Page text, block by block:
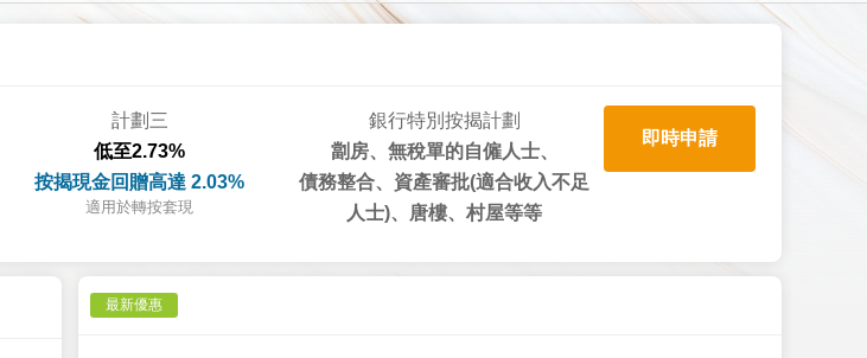
計劃三
低至2.73%
按揭現金回贈高達 2.03%
適用於轉按套現
銀行特別按揭計劃
劏房、無稅單的自僱人士、
債務整合、資產審批(適合收入不足
人士)、唐樓、村屋等等
即時申請
最新優惠